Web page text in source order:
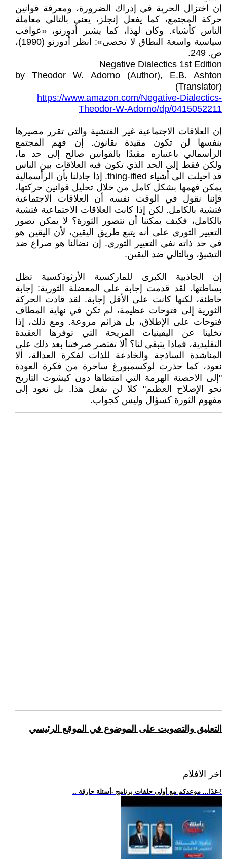
إن اختزال الحرية في إدراك الضرورة، ومعرفة قوانين
حركة المجتمع، كما يفعل إنجلز، يعني بالتالي معاملة
الناس كأشياء. وكان لهذا، كما يشير أدورنو، «عواقب
سياسية واسعة النطاق لا تحصى»: انظر أدورنو (1990)،
ص. 249.
Negative Dialectics 1st Edition
by Theodor W. Adorno (Author), E.B. Ashton
(Translator)
https://www.amazon.com/Negative-Dialectics-
Theodor-W-Adorno/dp/0415052211
إن العلاقات الاجتماعية غير الفتشية والتي تقرر مصيرها
بنفسها لن تكون مقيدة بقانون. إن فهم المجتمع
الرأسمالي باعتباره مقيدًا بالقوانين صالح إلى حد ما،
ولكن فقط إلى الحد الذي تكون فيه العلاقات بين الناس
قد احيلت الى أشياء thing-ified. إذا جادلنا بأن الرأسمالية
يمكن فهمها بشكل كامل من خلال تحليل قوانين حركتها،
فإننا نقول في الوقت نفسه أن العلاقات الاجتماعية
فتشية بالكامل. لكن إذا كانت العلاقات الاجتماعية فتشية
بالكامل، فكيف يمكننا أن نتصور الثورة؟ لا يمكن تصور
التغيير الثوري على أنه يتبع طريق اليقين، لأن اليقين هو
في حد ذاته نفي التغيير الثوري. إن نضالنا هو صراع ضد
التشيؤ، وبالتالي ضد اليقين.
إن الجاذبية الكبرى للماركسية الأرثوذكسية تظل
بساطتها. لقد قدمت إجابة على المعضلة الثورية: إجابة
خاطئة، لكنها كانت على الأقل إجابة. لقد قادت الحركة
الثورية إلى فتوحات عظيمة، لم تكن في نهاية المطاف
فتوحات على الإطلاق، بل هزائم مروعة. ومع ذلك، إذا
تخلينا عن اليقينيات المريحة التي توفرها العقيدة
التقليدية، فماذا يتبقى لنا؟ ألا تقتصر صرختنا بعد ذلك على
المناشدة الساذجة والخادعة للذات لفكرة العدالة، ألا
نعود، كما حذرت لوكسمبورغ ساخرة من فكرة العودة
"إلى الاحصنة الهرمة التي امتطاها دون كيشوت التاريخ
نحو الإصلاح العظيم" كلا لن نفعل هذا. بل نعود إلى
مفهوم الثورة كسؤال وليس كجواب.
التعليق والتصويت على الموضوع في الموقع الرئيسي
اخر الافلام
.. غدًا... موعدكم مع أولى حلقات برنامج -أسئلة حارقة-!